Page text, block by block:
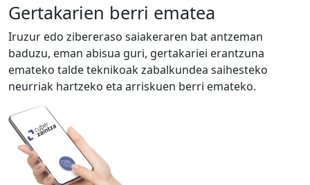
Gertakarien berri ematea
Iruzur edo zibereraso saiakeraren bat antzeman
baduzu, eman abisua guri, gertakariei erantzuna
emateko talde teknikoak zabalkundea saihesteko
neurriak hartzeko eta arriskuen berri emateko.